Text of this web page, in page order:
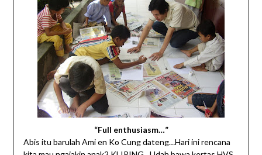
“Full enthusiasm…”
Abis itu barulah Ami en Ko Cung dateng…Hari ini rencana